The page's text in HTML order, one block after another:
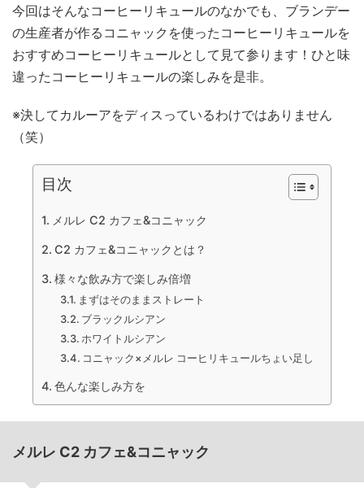
今回はそんなコーヒーリキュールのなかでも、ブランデー
の生産者が作るコニャックを使ったコーヒーリキュールを
おすすめコーヒーリキュールとして見て参ります！ひと味
違ったコーヒーリキュールの楽しみを是非。
※決してカルーアをディスっているわけではありません
（笑）
目次
メルレ C2 カフェ&コニャック
C2 カフェ&コニャックとは？
様々な飲み方で楽しみ倍増
まずはそのままストレート
ブラックルシアン
ホワイトルシアン
コニャック×メルレ コーヒリキュールちょい足し
色んな楽しみ方を
メルレ C2 カフェ&コニャック